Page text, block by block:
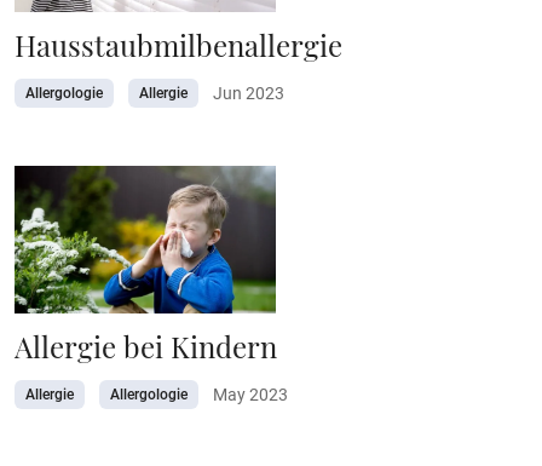
Hausstaubmilbenallergie
Allergologie Allergie Jun 2023
Allergie bei Kindern
Allergie Allergologie May 2023